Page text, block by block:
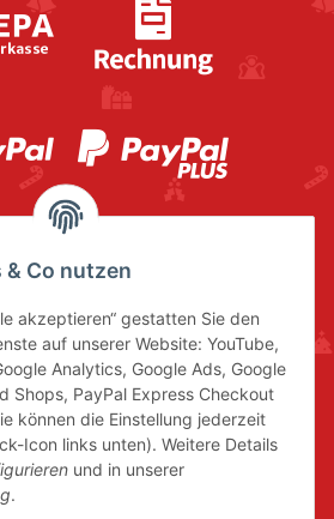
Co nutzen
akzeptieren“ gestatten Sie den
auf unserer Website: YouTube,
Analytics, Google Ads, Google
Shops, PayPal Express Checkout
können die Einstellung jederzeit
Icon links unten). Weitere Details
und in unserer
.